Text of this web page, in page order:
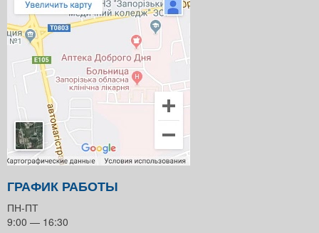
ГРАФИК РАБОТЫ
ПН-ПТ
9:00 — 16:30